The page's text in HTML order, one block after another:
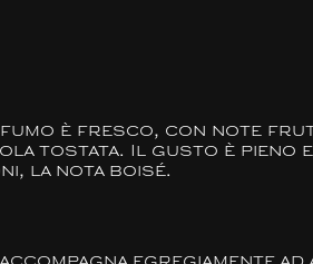
è fresco, con note
tostata. Il gusto è pieno e
la nota boisé.